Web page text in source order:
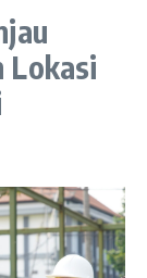
Lokasi